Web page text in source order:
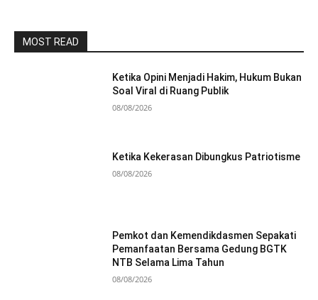
MOST READ
Ketika Opini Menjadi Hakim, Hukum Bukan
Soal Viral di Ruang Publik
08/08/2026
Ketika Kekerasan Dibungkus Patriotisme
08/08/2026
Pemkot dan Kemendikdasmen Sepakati
Pemanfaatan Bersama Gedung BGTK
NTB Selama Lima Tahun
08/08/2026